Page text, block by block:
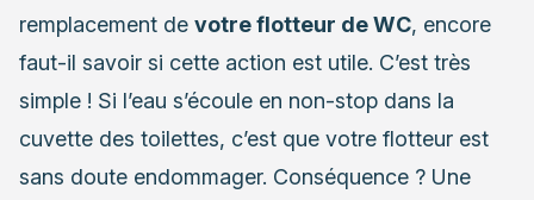
remplacement de votre flotteur de WC, encore
faut-il savoir si cette action est utile. C’est très
simple ! Si l’eau s’écoule en non-stop dans la
cuvette des toilettes, c’est que votre flotteur est
sans doute endommager. Conséquence ? Une